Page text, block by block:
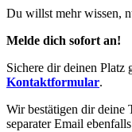
Du willst mehr wissen,
Melde dich sofort an!
Sichere dir deinen Platz
Kontaktformular.
Wir bestätigen dir deine
separater Email